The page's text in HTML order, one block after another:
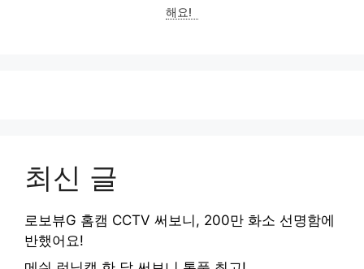
해요!
최신 글
로보뷰G 홈캠 CCTV 써보니, 200만 화소 선명함에
반했어요!